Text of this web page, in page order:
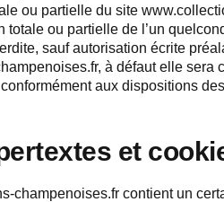
ou partielle du site
totale ou partielle de l’un
sauf autorisation écrite
à défaut elle sera
aux dispositions
et
champenoises.fr contient un